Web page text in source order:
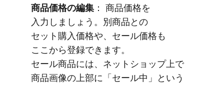
商品価格の​編集 ： 商品価格を​
入力しましょう。​別商品との​
セット購入価格や、​セール価格も​
ここから​登録できます。​
セール商品には、​ネットショップ上で​
商品画像の​上部に​「セール中」と​いう​